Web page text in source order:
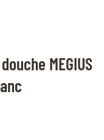
MEGIUS